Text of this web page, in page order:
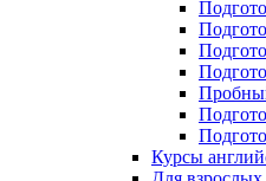
Курсы